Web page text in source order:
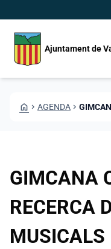
Ajuntament de
HOME CHEVRON_RIGHT AGENDA CHEVRON_RIGHT
GIMCANA
RECERCA
MUSICALS